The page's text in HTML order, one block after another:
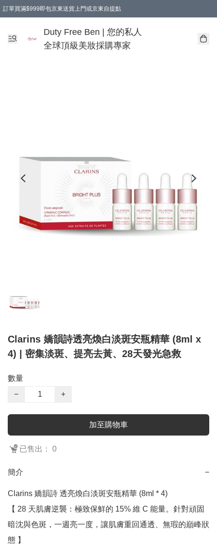
訂單買滿$999即包京東送貨上門或京東自提點
Duty Free Ben | 您的私人
全球頂級美妝採購專家
Clarins 嬌韻詩透亮煥白淡斑安瓶精華 (8ml x
4) | 密集淡斑、提亮去黃、28天發光急救
數量
−
+
加至購物車
已售出： 0
簡介 −
Clarins 嬌韻詩 透亮煥白淡斑安瓶精華 (8ml * 4)
【 28 天肌膚逆襲：極致保鮮的 15% 維 C 能量。針對頑固
暗沈與色斑，一週亮一度，讓肌膚重回通透、無瑕的巔峰狀
態 】